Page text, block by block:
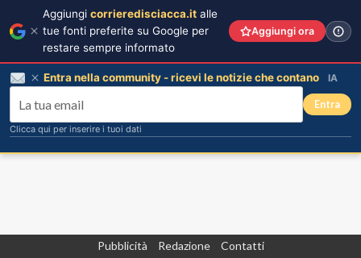
Pubblicità Redazione Contatti
Aggiungi corrieredisciacca.it alle
tue fonti preferite su Google per
restare sempre informato
Aggiungi ora
Entra nella community - ricevi le notizie che contano IA
Entra
Clicca qui per inserire i tuoi dati